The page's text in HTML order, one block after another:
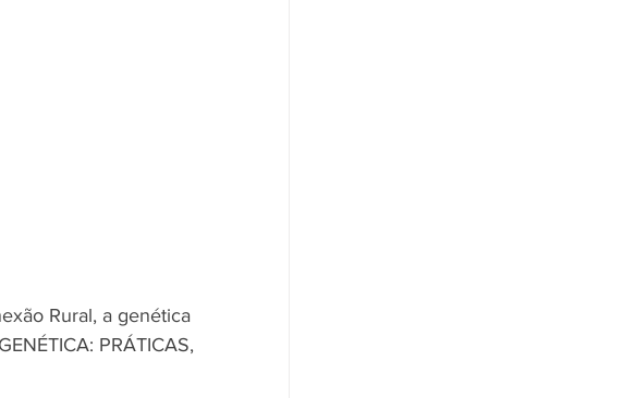
Rural, a genética
PRÁTICAS,